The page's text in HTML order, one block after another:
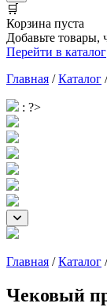
🛒
Корзина пуста
Добавьте товары,
Перейти в каталог
Главная /Каталог
: ?>
Главная /Каталог
Чековый